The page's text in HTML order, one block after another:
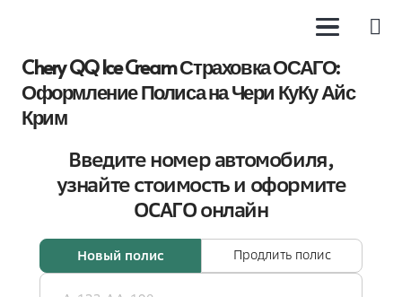
Chery QQ Ice Cream Страховка ОСАГО:
Оформление Полиса на Чери КуКу Айс
Крим